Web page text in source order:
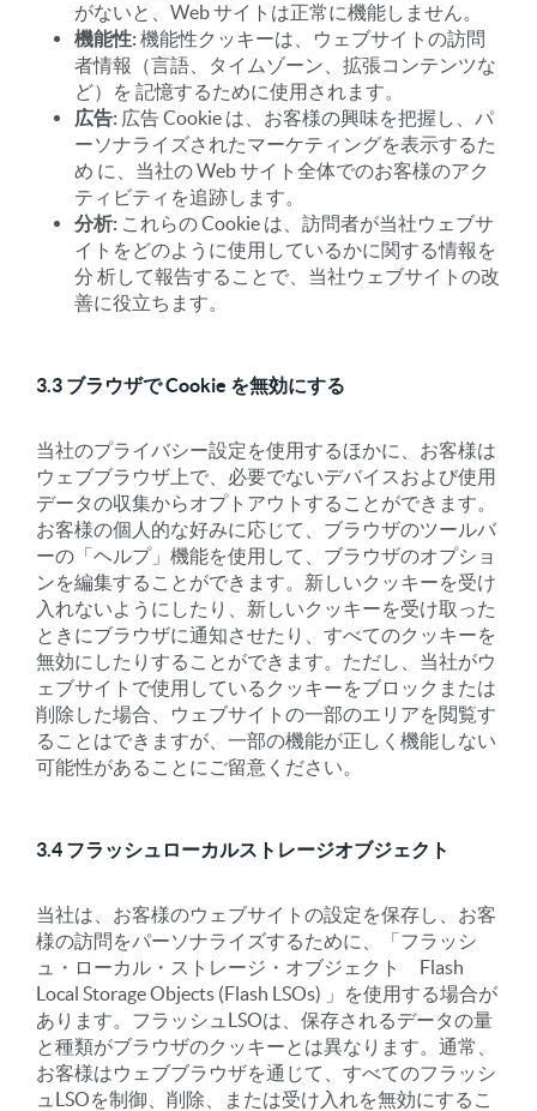
がないと、Web サイトは正常に機能しません。
機能性:機能性クッキーは、ウェブサイトの訪問
者情報（言語、タイムゾーン、拡張コンテンツな
ど）を 記憶するために使用されます。
広告: 広告 Cookie は、お客様の興味を把握し、パ
ーソナライズされたマーケティングを表示するた
め に、当社の Web サイト全体でのお客様のアク
ティビティを追跡します。
分析: これらの Cookie は、訪問者が当社ウェブサ
イトをどのように使用しているかに関する情報を
分 析して報告することで、当社ウェブサイトの改
善に役立ちます。
3.3 ブラウザで Cookie を無効にする
当社のプライバシー設定を使用するほかに、お客様は
ウェブブラウザ上で、必要でないデバイスおよび使用
データの収集からオプトアウトすることができます。
お客様の個人的な好みに応じて、ブラウザのツールバ
ーの「ヘルプ」機能を使用して、ブラウザのオプショ
ンを編集することができます。新しいクッキーを受け
入れないようにしたり、新しいクッキーを受け取った
ときにブラウザに通知させたり、すべてのクッキーを
無効にしたりすることができます。ただし、当社がウ
ェブサイトで使用しているクッキーをブロックまたは
削除した場合、ウェブサイトの一部のエリアを閲覧す
ることはできますが、一部の機能が正しく機能しない
可能性があることにご留意ください。
3.4 フラッシュローカルストレージオブジェクト
当社は、お客様のウェブサイトの設定を保存し、お客
様の訪問をパーソナライズするために、「フラッシ
ュ・ローカル・ストレージ・オブジェクト Flash
Local Storage Objects (Flash LSOs) 」を使用する場合が
あります。フラッシュLSOは、保存されるデータの量
と種類がブラウザのクッキーとは異なります。通常、
お客様はウェブブラウザを通じて、すべてのフラッシ
ュLSOを制御、削除、または受け入れを無効にするこ